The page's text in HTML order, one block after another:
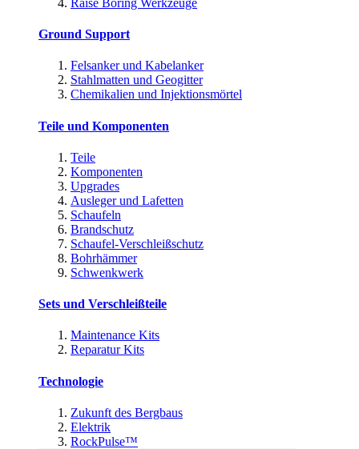
Ground Support
Felsanker und Kabelanker
Stahlmatten und Geogitter
Chemikalien und Injektionsmörtel
Teile und Komponenten
Teile
Komponenten
Upgrades
Ausleger und Lafetten
Schaufeln
Brandschutz
Schaufel-Verschleißschutz
Bohrhämmer
Schwenkwerk
Sets und Verschleißteile
Maintenance Kits
Reparatur Kits
Technologie
Zukunft des Bergbaus
Elektrik
RockPulse™